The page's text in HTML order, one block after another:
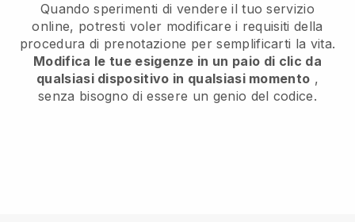
Quando sperimenti di vendere il tuo servizio
online, potresti voler modificare i requisiti della
procedura di prenotazione per semplificarti la vita.
Modifica le tue esigenze in un paio di clic da
qualsiasi dispositivo in qualsiasi momento ,
senza bisogno di essere un genio del codice.